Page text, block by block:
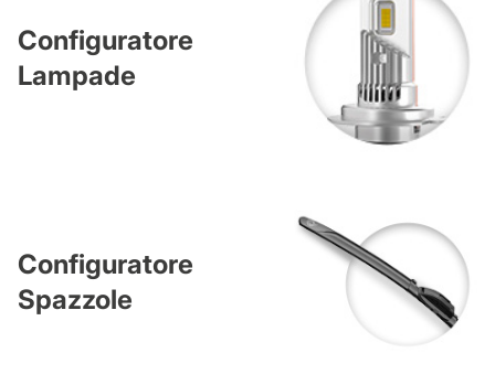
Configuratore
Lampade
Configuratore
Spazzole